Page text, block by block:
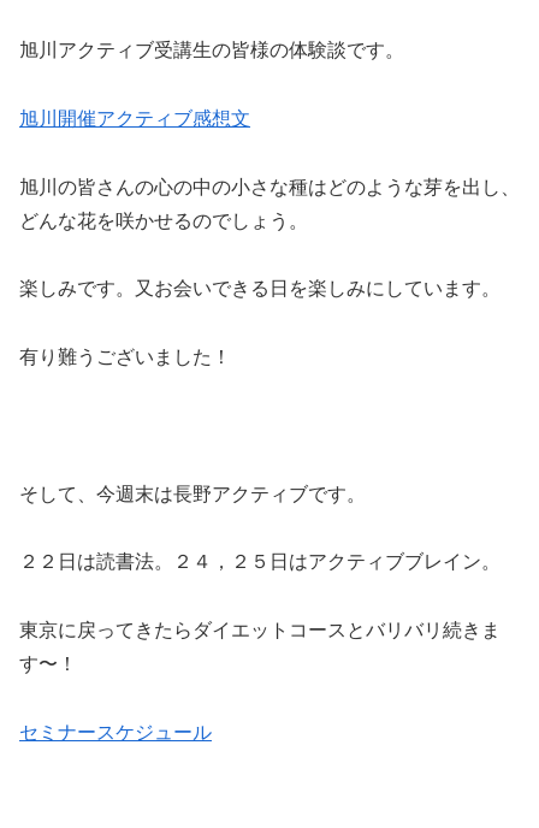
旭川アクティブ受講生の皆様の体験談です。
旭川開催アクティブ感想文
旭川の皆さんの心の中の小さな種はどのような芽を出し、
どんな花を咲かせるのでしょう。
楽しみです。又お会いできる日を楽しみにしています。
有り難うございました！
そして、今週末は長野アクティブです。
２２日は読書法。２４，２５日はアクティブブレイン。
東京に戻ってきたらダイエットコースとバリバリ続きま
す〜！
セミナースケジュール